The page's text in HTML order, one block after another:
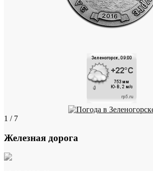
1 / 7
Железная дорога